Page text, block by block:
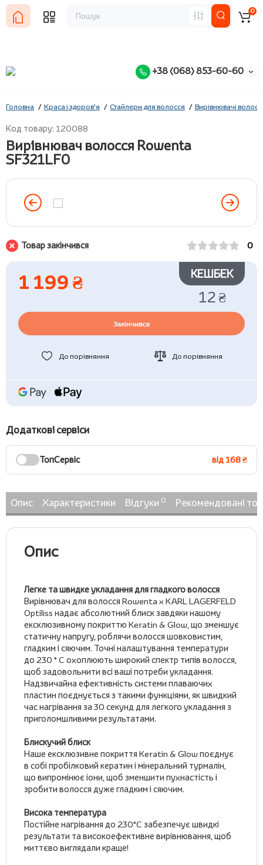
+38 (068) 853-60-60
0
Головна Краса і здоров'я Стайлери для волосся Вирівнювачі
Код товару: 120088
Вирівнювач волосся Rowenta
SF321LF0
Товар закінчився 0
1 199 ₴ КЕШБЕК
12 ₴
Закінчився
До порівняння До порівняння
Додаткові сервіси
ТопСервіс від 168 ₴
Опис Характеристики Відгуки 0 Рекомендовані
Опис
Легке та швидке укладання для гладкого волосся
Вирівнювач для волосся Rowenta x KARL LAGERFELD
Optiliss надає абсолютний блиск завдяки нашому
ексклюзивному покриттю Keratin & Glow, що зменшує
статичну напругу, роблячи волосся шовковистим,
гладким і сяючим. Точні налаштування температури
до 230 ° C охоплюють широкий спектр типів волосся,
щоб задовольнити всі ваші потреби укладання.
Надзвичайна ефективність системи плаваючих
пластин поєднується з такими функціями, як швидкий
час нагрівання за 30 секунд для легкого укладання з
приголомшливими результатами.
Блискучий блиск
Наше ексклюзивне покриття Keratin & Glow поєднує
в собі пробілковий кератин і мінеральний турмалін,
що випромінює іони, щоб зменшити пухнастість і
зробити волосся дуже гладким і сяючим.
Висока температура
Постійне нагрівання до 230°C забезпечує швидкі
результати та високоефективне вирівнювання, щоб
миттєво виглядали краще!